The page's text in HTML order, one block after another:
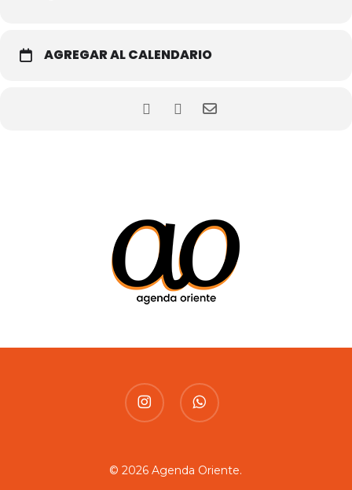
AGREGAR AL CALENDARIO
instagram whatsapp
© 2026 Agenda Oriente.